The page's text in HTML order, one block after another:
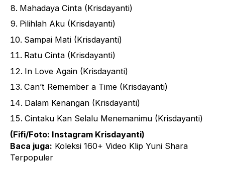
Mahadaya Cinta (Krisdayanti)
Pilihlah Aku (Krisdayanti)
Sampai Mati (Krisdayanti)
Ratu Cinta (Krisdayanti)
In Love Again (Krisdayanti)
Can’t Remember a Time (Krisdayanti)
Dalam Kenangan (Krisdayanti)
Cintaku Kan Selalu Menemanimu (Krisdayanti)
(Fifi/Foto: Instagram Krisdayanti)
Baca juga: Koleksi 160+ Video Klip Yuni Shara
Terpopuler